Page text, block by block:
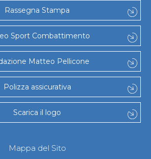
Albi Federali
Arbitri
Lotta
La disciplina
News
Gare e Risultati
Attività Didattica
Albi Federali
Karate
La disciplina
News
Gare e Risultati
Albi Federali
Arti marziali
Rassegna Stampa
Sport Combattimento
Matteo Pellicone
Polizza assicurativa
Scarica il logo
Mappa del Sito